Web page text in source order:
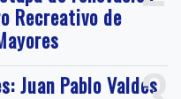
Recreativo de
Juan Pablo Valdés